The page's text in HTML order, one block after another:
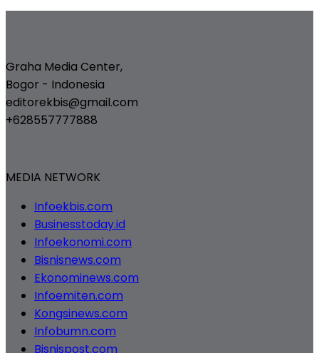
Graha Media Center,
Bogor - Indonesia
editorekbis@gmail.com
+628557777888
MEDIA NETWORK
Infoekbis.com
Businesstoday.id
Infoekonomi.com
Bisnisnews.com
Ekonominews.com
Infoemiten.com
Kongsinews.com
Infobumn.com
Bisnispost.com